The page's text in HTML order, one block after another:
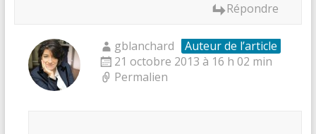
Répondre
gblanchard
Auteur de l’article
21 octobre 2013 à 16 h 02 min
Permalien